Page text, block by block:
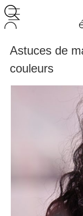
Astuces de
couleurs